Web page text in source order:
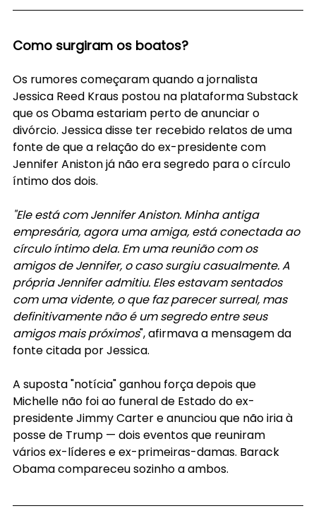
Como surgiram os boatos?
Os rumores começaram quando a jornalista
Jessica Reed Kraus postou na plataforma Substack
que os Obama estariam perto de anunciar o
divórcio. Jessica disse ter recebido relatos de uma
fonte de que a relação do ex-presidente com
Jennifer Aniston já não era segredo para o círculo
íntimo dos dois.
"Ele está com Jennifer Aniston. Minha antiga
empresária, agora uma amiga, está conectada ao
círculo íntimo dela. Em uma reunião com os
amigos de Jennifer, o caso surgiu casualmente. A
própria Jennifer admitiu. Eles estavam sentados
com uma vidente, o que faz parecer surreal, mas
definitivamente não é um segredo entre seus
amigos mais próximos", afirmava a mensagem da
fonte citada por Jessica.
A suposta "notícia" ganhou força depois que
Michelle não foi ao funeral de Estado do ex-
presidente Jimmy Carter e anunciou que não iria à
posse de Trump — dois eventos que reuniram
vários ex-líderes e ex-primeiras-damas. Barack
Obama compareceu sozinho a ambos.